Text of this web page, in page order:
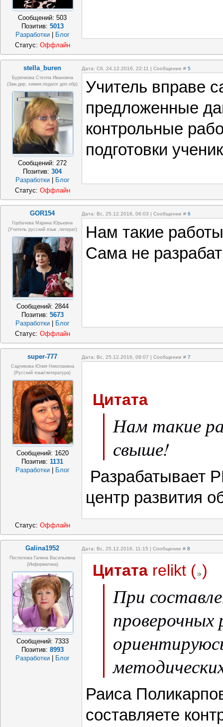
Сообщений:503
Позитив: 5013
Разработки | Блог
Статус: Оффлайн
stella_buren Дата: Сб, 24.12.2016, 22:11 | Сообщение # 5
Буренкова Стелла Ивановна
(зам.дир, химия,педагог доп.обр)
Сообщений: 272
Позитив:304
Разработки | Блог
Учитель вправе
предложенные
контрольные
подготовки
Статус: Оффлайн
GOR154 Дата: Вс, 25.12.2016, 06:03 | Сообщение # 6
Горбачева Марина Юрьевна
(учитель русский язык ,литерат)
Сообщений: 2844
Позитив: 5673
Разработки
Блог
Нам такие
Сама не
Статус: Оффлайн
super-777 Дата: Вс, 25.12.2016, 08:07 | Сообщение # 7
Садчикова Юлия Николаевна
(русский язык/литература)
Сообщений: 1620
Позитив:1131
Разработки
Блог
Цитата
Нам такие
свыше!
Разрабатывает
центр развития
Статус: Оффлайн
Galina1952 Дата: Вс, 25.12.2016, 11:15 | Сообщение # 8
Поспелова Галина Васильевна
(информатика)
Сообщений: 7333
Позитив: 8993
Разработки
Блог
Цитата relikt ( )
При
Раиса
составляете